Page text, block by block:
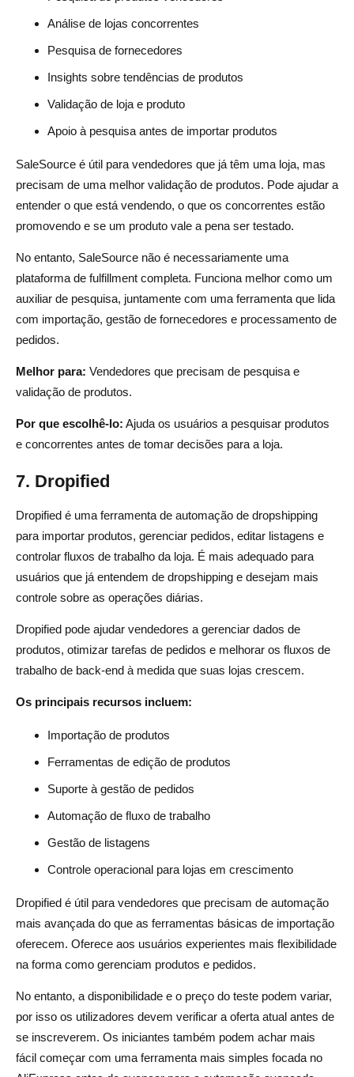
Análise de lojas concorrentes
Pesquisa de fornecedores
Insights sobre tendências de produtos
Validação de loja e produto
Apoio à pesquisa antes de importar produtos
SaleSource é útil para vendedores que já têm uma loja, mas
precisam de uma melhor validação de produtos. Pode ajudar a
entender o que está vendendo, o que os concorrentes estão
promovendo e se um produto vale a pena ser testado.
No entanto, SaleSource não é necessariamente uma
plataforma de fulfillment completa. Funciona melhor como um
auxiliar de pesquisa, juntamente com uma ferramenta que lida
com importação, gestão de fornecedores e processamento de
pedidos.
Melhor para: Vendedores que precisam de pesquisa e
validação de produtos.
Por que escolhê-lo: Ajuda os usuários a pesquisar produtos
e concorrentes antes de tomar decisões para a loja.
7. Dropified
Dropified é uma ferramenta de automação de dropshipping
para importar produtos, gerenciar pedidos, editar listagens e
controlar fluxos de trabalho da loja. É mais adequado para
usuários que já entendem de dropshipping e desejam mais
controle sobre as operações diárias.
Dropified pode ajudar vendedores a gerenciar dados de
produtos, otimizar tarefas de pedidos e melhorar os fluxos de
trabalho de back-end à medida que suas lojas crescem.
Os principais recursos incluem:
Importação de produtos
Ferramentas de edição de produtos
Suporte à gestão de pedidos
Automação de fluxo de trabalho
Gestão de listagens
Controle operacional para lojas em crescimento
Dropified é útil para vendedores que precisam de automação
mais avançada do que as ferramentas básicas de importação
oferecem. Oferece aos usuários experientes mais flexibilidade
na forma como gerenciam produtos e pedidos.
No entanto, a disponibilidade e o preço do teste podem variar,
por isso os utilizadores devem verificar a oferta atual antes de
se inscreverem. Os iniciantes também podem achar mais
fácil começar com uma ferramenta mais simples focada no